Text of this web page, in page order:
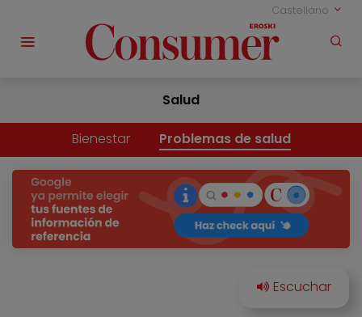
Castellano
Salud
Bienestar Problemas de salud